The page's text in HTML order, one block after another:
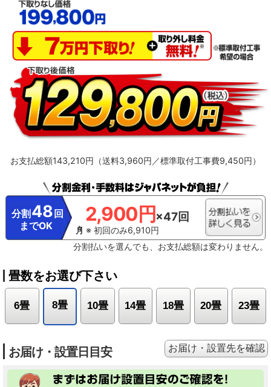
物質を捕集・抑制/ニオイを抑制】閉鎖された実験設備における試験結果による
もので、実使用空間での効果を示すものではありません。
抑制／カビバスター】約20分間。室温・湿度が上昇する場合あり。工場出荷時
は設定されておらずお客様ご自身による設定が必要。
※7【国内唯一／ステン
レス・クリーン システム】2026年3月1日時点で販売されている国内家庭用エア
コンにおいて。通風路、フラップにステンレスを採用。
※8【最上位モデルに
も搭載／凍結洗浄 除菌ヒートプラス】Xシリーズ搭載「凍結洗浄ヒートプラ
ス」とは加熱温度が異なる。手動運転のみ。
※9【「凍結洗浄」お客様満足度
約93％】「凍結洗浄」機能についての満足度。2023年11月調査。N=6,455。
※10【フィルター掃除で約10％の省エネ効果】外気温2℃、試験室の温度約
23℃、室温安定時1時間平均の消費電力を計測。埃2g塗布状態の消費電力
（521Wh）、掃除後の消費電力（466Wh）
※11【抗菌・防カビ・抗ウイルス
フィルター】フィルターの性能。部屋全体への抑制性能とは異なります。
※12【ダストボックスのお手入れ】ダストボックスは半年に1回を目安に定期的
に確認して、ホコリがたまっているようならお手入れをしてください。
Premiumプラズマ空清」とは異なる。
※14【ステンレスは埃の付着量がプラ
テンレス通風路・ステンレスフラップ】エアコンから出る空気を除菌している
わけではありません。JIS Z 2801定量試験(フィルム密着法)によります。
※16【ecoこれっきり運転で省エネ】RAS-GT4026D、洋室14畳。冷房時:外気
温35℃、設定温度27℃、風速自動において、室温安定時の1時間あたりの積算消
費電力量が［ecoこれっきり］ON（262Wh）とOFF（303Wh）との比較。カー
テンを閉め切った日射量の少ない日中を想定。
※17【外気温50℃でも運転】
運転中の室外機の吸い込み空気温度。ベランダなど狭小スペースに設置した場
用環境により能力が低下する場合があります。
定されておらず、お客様による設定が必要
お支払総額143,210円（送料3,960円／標準取付工事費9,450円）
分割 48 回
までOK
2,900円×47回
※ 初回のみ6,910円
分割払いを選んでも、お支払総額は変わりません。
畳数をお選び下さい
6畳 8畳 10畳 14畳 18畳 20畳 23畳
お届け・設置日目安 お届け・設置先を確認